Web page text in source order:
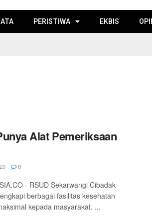
PERISTIWA EKBIS
Alat Pemeriksaan
0
- RSUD Sekarwangi Cibadak
berbagai fasilitas kesehatan
kepada masyarakat. ...